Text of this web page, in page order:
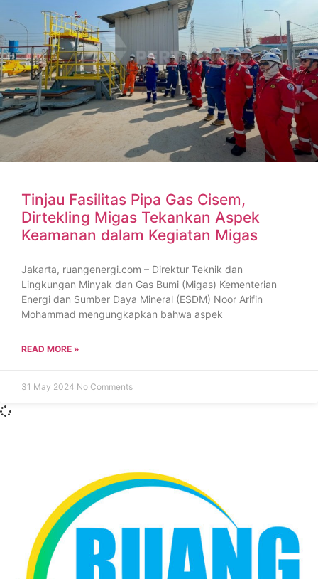
Tinjau Fasilitas Pipa Gas Cisem,
Dirtekling Migas Tekankan Aspek
Keamanan dalam Kegiatan Migas
Jakarta, ruangenergi.com – Direktur Teknik dan
Lingkungan Minyak dan Gas Bumi (Migas) Kementerian
Energi dan Sumber Daya Mineral (ESDM) Noor Arifin
Mohammad mengungkapkan bahwa aspek
READ MORE »
31 May 2024 No Comments